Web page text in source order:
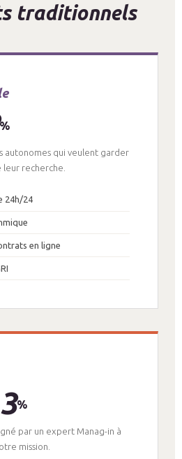
traditionnels
%
autonomes qui veulent garder
recherche.
24h/24
en ligne
%
par un expert Manag-in à
mission.